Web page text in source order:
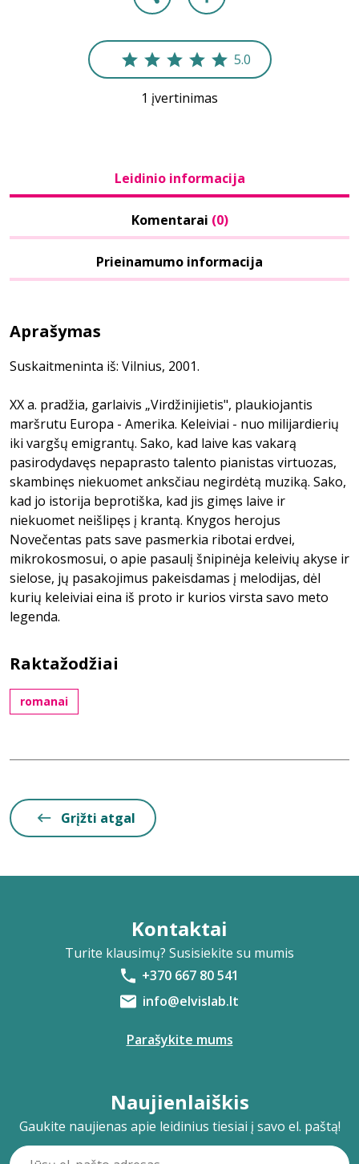
5.0
1 įvertinimas
Leidinio informacija
Komentarai (0)
Prieinamumo informacija
Aprašymas
Suskaitmeninta iš: Vilnius, 2001.
XX a. pradžia, garlaivis „Virdžinijietis", plaukiojantis
maršrutu Europa - Amerika. Keleiviai - nuo milijardierių
iki vargšų emigrantų. Sako, kad laive kas vakarą
pasirodydavęs nepaprasto talento pianistas virtuozas,
skambinęs niekuomet anksčiau negirdėtą muziką. Sako,
kad jo istorija beprotiška, kad jis gimęs laive ir
niekuomet neišlipęs į krantą. Knygos herojus
Novečentas pats save pasmerkia ribotai erdvei,
mikrokosmosui, o apie pasaulį šnipinėja keleivių akyse ir
sielose, jų pasakojimus pakeisdamas į melodijas, dėl
kurių keleiviai eina iš proto ir kurios virsta savo meto
legenda.
Raktažodžiai
romanai
Grįžti atgal
Kontaktai
Turite klausimų? Susisiekite su mumis
+370 667 80 541
info@elvislab.lt
Parašykite mums
Naujienlaiškis
Gaukite naujienas apie leidinius tiesiai į savo el. paštą!